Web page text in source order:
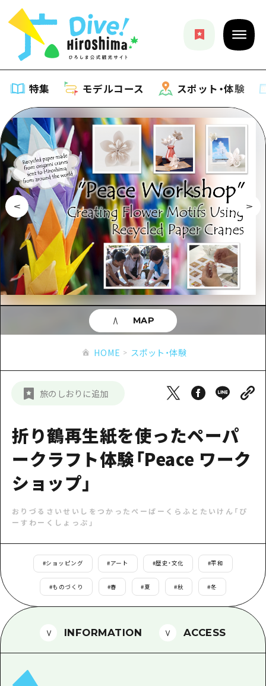
特集 モデルコース スポット・体験
特集
特集一覧
おすすめ
アート
イベント・祭り
グルメ・酒
サイクリング
ショッピング
スポーツ
ナイトライフ
定番
歴史・文化
癒し
モデルコース
モデルコース一覧
Dive! Hiroshima 公式ガイド
広島もしもトラベル
あたらしい非日常
広島市周辺
安芸
備北
芸北
山口県東部
弾丸
日帰り
半日
2泊3日
スポット・体験
スポット・体験一覧
広島市周辺
安芸
備後
備北
芸北
山口県東部
愛媛県
島根県
イベント
旬情報
お役立ち情報
お役立ち情報一覧
アクセス
お得な周遊チケット
手荷物預かり・配送サービス
広島おもてなしパス
観光案内所
ボランティアガイド
ユニバーサルツーリズム
新着情報
事業者・学校関係者の皆さま
HOME スポット・体験
旅のしおりに追加
折り鶴再生紙を使ったペーパ
ークラフト体験「Peace ワーク
ショップ」
おりづるさいせいしをつかったぺーぱーくらふとたいけん「ぴ
ーすわーくしょっぷ」
#ショッピング #アート #歴史・文化 #平和
#ものづくり #春 #夏 #秋 #冬
MAP
INFORMATION ACCESS